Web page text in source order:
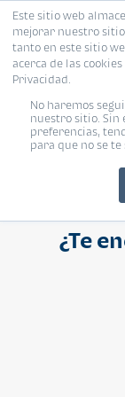
Este sitio web
mejorar nuestro
tanto en este sitio
acerca de las
Privacidad.
No haremos
nuestro sitio. Sin
preferencias,
para que no se
Proyecto
Ingresa el
¿Te